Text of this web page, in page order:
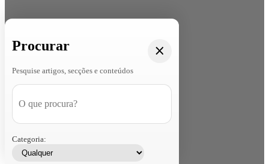
Procurar
Pesquise artigos, secções e conteúdos
Categoria: